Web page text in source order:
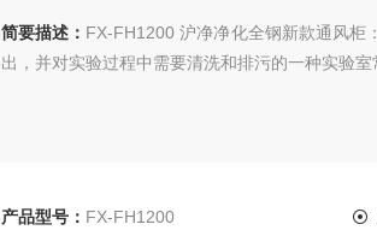
简要描述： FX-FH1200 沪净净化全钢新款通风柜
出，并对实验过程中需要清洗和排污的一种实验室
产品型号： FX-FH1200